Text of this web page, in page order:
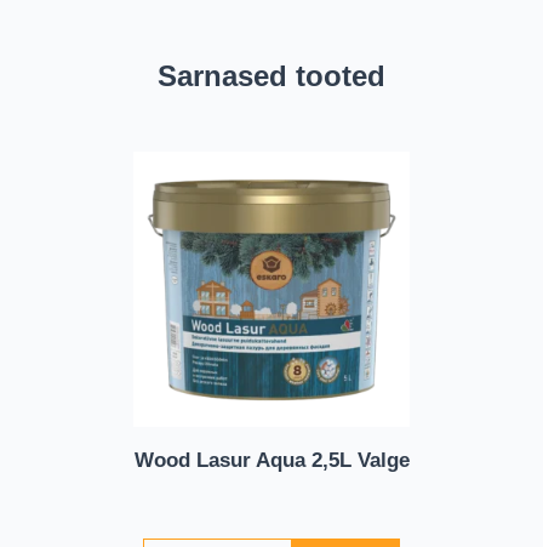
Sarnased tooted
Wood Lasur Aqua 2,5L Valge